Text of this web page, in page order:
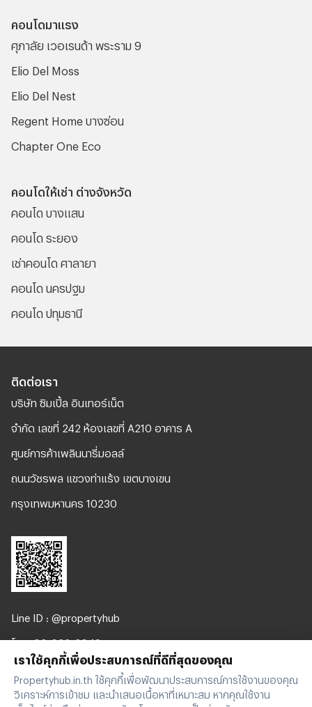
คอนโดมาแรง
ศุภาลัย เวอเรนด้า พระราม 9
Elio Del Moss
Elio Del Nest
Regent Home บางซ่อน
Chapter One Eco
คอนโดให้เช่า ต่างจังหวัด
คอนโด บางแสน
คอนโด ระยอง
เช่าคอนโด ศาลายา
คอนโด นครปฐม
คอนโด ปทุมธานี
ติดต่อเรา
บริษัท ซิมเปิ้ล อินเทอร์เน็ต
จํากัด เลขที่ 242 ห้องเลขที่ A210 อาคาร A
ศูนย์การค้าเพลินนารี่มอลล์
ถนนวัชรพล แขวงท่าแร้ง เขตบางเขน
กรุงเทพมหานคร 10230
Line ID : @propertyhub
โทร. 02-026-3049
support@propertyhub.in.th
เราใช้คุกกี้เพื่อประสบการณ์ที่ดีที่สุดของคุณ
Propertyhub.in.th ใช้คุกกี้เพื่อพัฒนาประสบการณ์การใช้งานของคุณ
วิเคราะห์การเข้าชม และนำเสนอเนื้อหาที่เหมาะสม หากคุณใช้งาน